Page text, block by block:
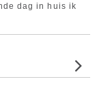
dag in huis ik